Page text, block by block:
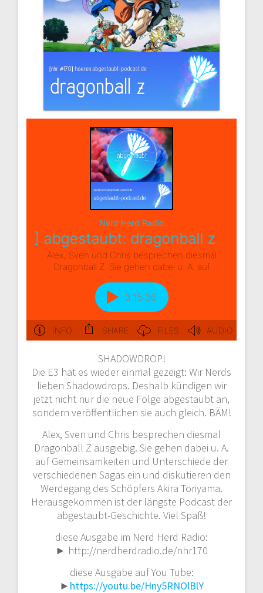
SHADOWDROP!
Die E3 hat es wieder einmal gezeigt: Wir Nerds
lieben Shadowdrops. Deshalb kündigen wir
jetzt nicht nur die neue Folge abgestaubt an,
sondern veröffentlichen sie auch gleich. BÄM!
Alex, Sven und Chris besprechen diesmal
Dragonball Z ausgiebig. Sie gehen dabei u. A.
auf Gemeinsamkeiten und Unterschiede der
verschiedenen Sagas ein und diskutieren den
Werdegang des Schöpfers Akira Toriyama.
Herausgekommen ist der längste Podcast der
abgestaubt-Geschichte. Viel Spaß!
diese Ausgabe im Nerd Herd Radio:
► http://nerdherdradio.de/nhr170
diese Ausgabe auf You Tube:
► https://youtu.be/Hny5RNOlBlY